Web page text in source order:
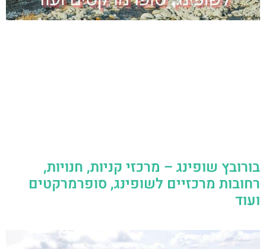
בורובץ שופינג – מרכזי קניות, חנויות,
רחובות מרכזיים לשופינג, סופרמרקטים
ועוד